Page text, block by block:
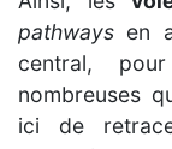
pathways en
central,
nombreuses
ici de